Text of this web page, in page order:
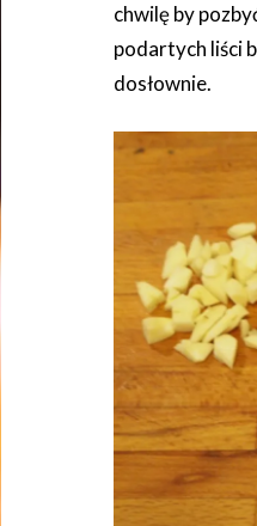
chwilę by
podartych liści
dosłownie.